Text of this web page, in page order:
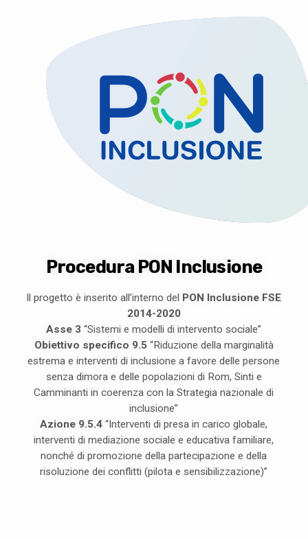
Procedura PON Inclusione
Il progetto è inserito all’interno del PON Inclusione FSE
2014-2020
Asse 3 “Sistemi e modelli di intervento sociale”
Obiettivo specifico 9.5 “Riduzione della marginalità
estrema e interventi di inclusione a favore delle persone
senza dimora e delle popolazioni di Rom, Sinti e
Camminanti in coerenza con la Strategia nazionale di
inclusione”
Azione 9.5.4 “Interventi di presa in carico globale,
interventi di mediazione sociale e educativa familiare,
nonché di promozione della partecipazione e della
risoluzione dei conflitti (pilota e sensibilizzazione)”